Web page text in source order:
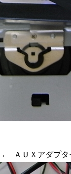
ＡＵＸアダプ